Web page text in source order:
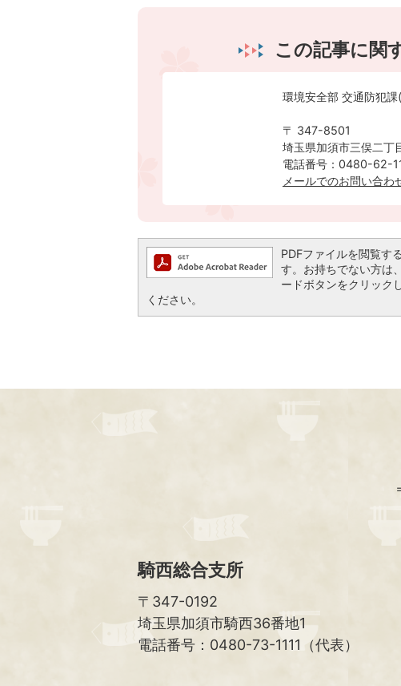
この記事に関
環境安全部 交通防犯
〒 347-8501
埼玉県加須市三俣二丁
電話番号：0480-62-
メールでのお問い合わ
PDFファイルを閲覧
す。お持ちでない方は
ードボタンをクリック
ください。
騎西総合支所
〒347-0192
埼玉県加須市騎西36番地1
電話番号：0480-73-1111（代表）